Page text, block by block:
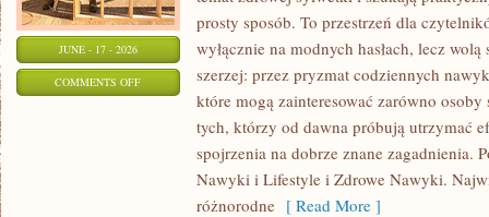
JUNE - 17 - 2026
COMMENTS OFFON
prosty sposób. To przestrzeń dla
wyłącznie na modnych hasłach, lecz
szerzej: przez pryzmat codziennych
które mogą zainteresować zarówno
tych, którzy od dawna próbują utrzymać
spojrzenia na dobrze znane zagadnienia.
Nawyki i Lifestyle i Zdrowe Nawyki.
różnorodne [ Read More ]